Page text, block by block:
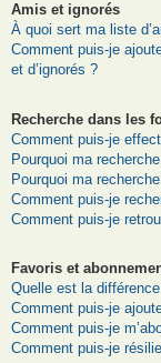
Amis et ignorés
À quoi sert ma liste
Comment puis-je
et d’ignorés ?
Recherche dans les
Comment puis-je
Pourquoi ma
Pourquoi ma
Comment puis-je
Comment puis-je
Favoris et
Quelle est la
Comment puis-je
Comment puis-je
Comment puis-je